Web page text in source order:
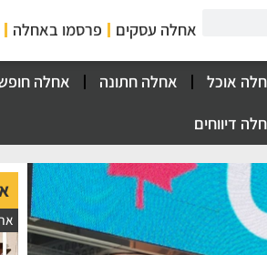
אחלה עסקים פרסמו באחלה
אוכל אחלה חתונה אחלה
דיווחים